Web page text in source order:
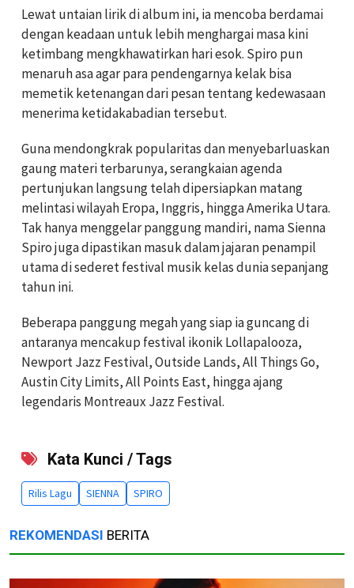
Lewat untaian lirik di album ini, ia mencoba berdamai
dengan keadaan untuk lebih menghargai masa kini
ketimbang mengkhawatirkan hari esok. Spiro pun
menaruh asa agar para pendengarnya kelak bisa
memetik ketenangan dari pesan tentang kedewasaan
menerima ketidakabadian tersebut.
Guna mendongkrak popularitas dan menyebarluaskan
gaung materi terbarunya, serangkaian agenda
pertunjukan langsung telah dipersiapkan matang
melintasi wilayah Eropa, Inggris, hingga Amerika Utara.
Tak hanya menggelar panggung mandiri, nama Sienna
Spiro juga dipastikan masuk dalam jajaran penampil
utama di sederet festival musik kelas dunia sepanjang
tahun ini.
Beberapa panggung megah yang siap ia guncang di
antaranya mencakup festival ikonik Lollapalooza,
Newport Jazz Festival, Outside Lands, All Things Go,
Austin City Limits, All Points East, hingga ajang
legendaris Montreaux Jazz Festival.
Kata Kunci / Tags
Rilis Lagu SIENNA SPIRO
REKOMENDASI BERITA